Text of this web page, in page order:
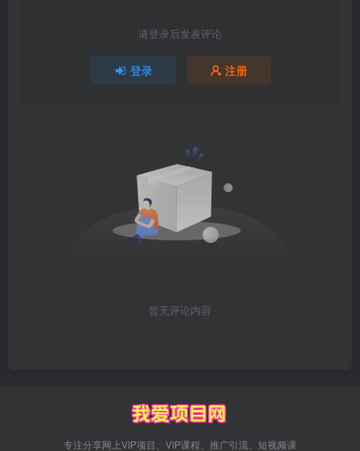
请登录后发表评论
登录 注册
暂无评论内容
专注分享网上VIP项目、VIP课程、推广引流、短视频课